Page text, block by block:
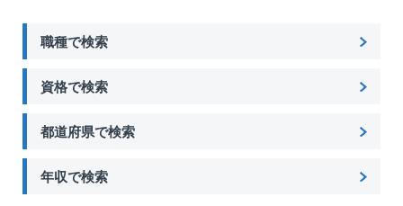
また資格取得支援制度で、1級/2級施工管理技士への挑
戦もサポートします！
30代の社員を中心に、20代の若手から60代のベテラン
年齢や社歴に関わらず、経験とスキルが正当に評価さ
職種で検索
資格で検索
都道府県で検索
年収で検索